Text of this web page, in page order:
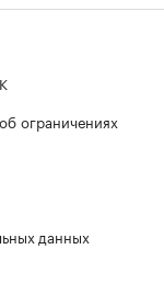
ограничениях
данных